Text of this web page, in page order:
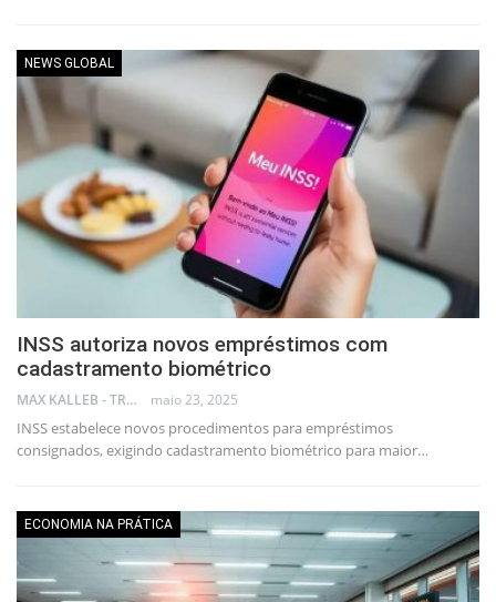
NEWS GLOBAL
INSS autoriza novos empréstimos com
cadastramento biométrico
MAX KALLEB - TRADER maio 23, 2025
INSS estabelece novos procedimentos para empréstimos
consignados, exigindo cadastramento biométrico para maior…
ECONOMIA NA PRÁTICA